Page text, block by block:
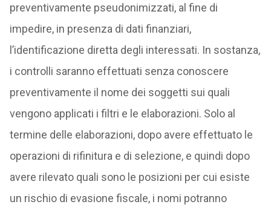
preventivamente pseudonimizzati, al fine di
impedire, in presenza di dati finanziari,
l’identificazione diretta degli interessati. In sostanza,
i controlli saranno effettuati senza conoscere
preventivamente il nome dei soggetti sui quali
vengono applicati i filtri e le elaborazioni. Solo al
termine delle elaborazioni, dopo avere effettuato le
operazioni di rifinitura e di selezione, e quindi dopo
avere rilevato quali sono le posizioni per cui esiste
un rischio di evasione fiscale, i nomi potranno